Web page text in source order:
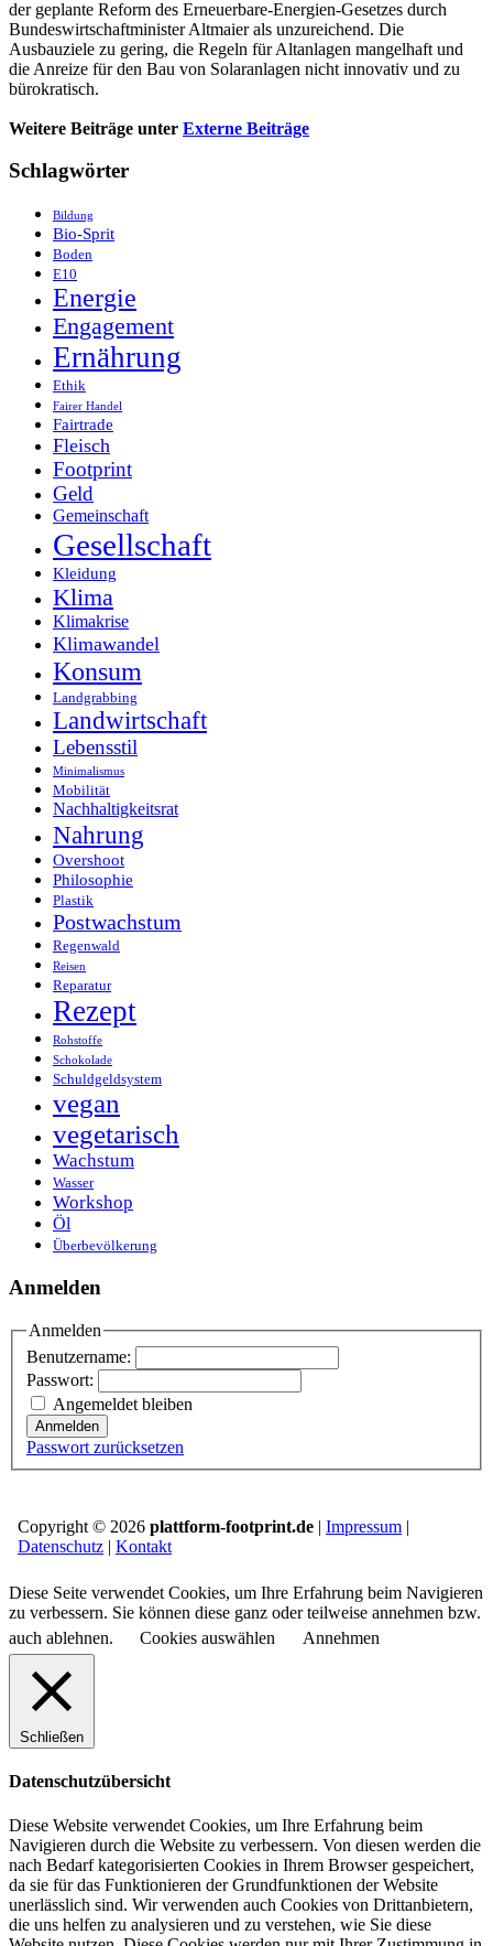
der geplante Reform des Erneuerbare-Energien-Gesetzes durch
Bundeswirtschaftminister Altmaier als unzureichend. Die
Ausbauziele zu gering, die Regeln für Altanlagen mangelhaft und
die Anreize für den Bau von Solaranlagen nicht innovativ und zu
bürokratisch.
Weitere Beiträge unter Externe Beiträge
Schlagwörter
Bildung
Bio-Sprit
Boden
E10
Energie
Engagement
Ernährung
Ethik
Fairer Handel
Fairtrade
Fleisch
Footprint
Geld
Gemeinschaft
Gesellschaft
Kleidung
Klima
Klimakrise
Klimawandel
Konsum
Landgrabbing
Landwirtschaft
Lebensstil
Minimalismus
Mobilität
Nachhaltigkeitsrat
Nahrung
Overshoot
Philosophie
Plastik
Postwachstum
Regenwald
Reisen
Reparatur
Rezept
Rohstoffe
Schokolade
Schuldgeldsystem
vegan
vegetarisch
Wachstum
Wasser
Workshop
Öl
Überbevölkerung
Anmelden
Anmelden
Benutzername:
Passwort:
Angemeldet bleiben
Anmelden
Passwort zurücksetzen
Copyright © 2026 plattform-footprint.de | Impressum |
Datenschutz | Kontakt
Diese Seite verwendet Cookies, um Ihre Erfahrung beim Navigieren
zu verbessern. Sie können diese ganz oder teilweise annehmen bzw.
auch ablehnen.
Cookies auswählen Annehmen
Schließen
Datenschutzübersicht
Diese Website verwendet Cookies, um Ihre Erfahrung beim
Navigieren durch die Website zu verbessern. Von diesen werden die
nach Bedarf kategorisierten Cookies in Ihrem Browser gespeichert,
da sie für das Funktionieren der Grundfunktionen der Website
unerlässlich sind. Wir verwenden auch Cookies von Drittanbietern,
die uns helfen zu analysieren und zu verstehen, wie Sie diese